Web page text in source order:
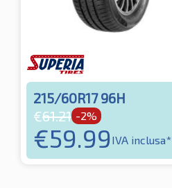
215/60R17 96H
€61.21 -2%
€59.99IVA inclusa*